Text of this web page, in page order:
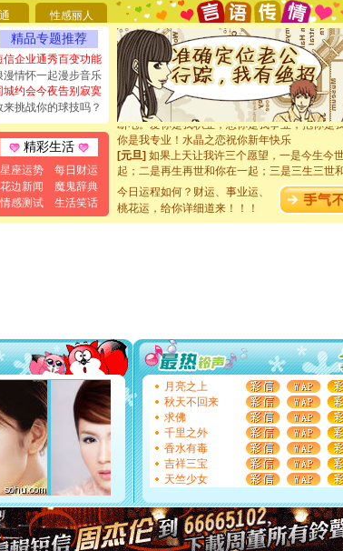
性感丽人
精品专题推荐
信企业通秀百变功能
漫情怀一起漫步音乐
城约会今夜告别寂寞
来挑战你的球技吗？
精彩生活
星座运势
每日财运
花边新闻
魔鬼辞典
情感测试
生活笑话
要平安！千万要知足！千万不要忘记我！
[圣诞节]不只这样的日子才会想起你,而是这样
能正大光明地骚扰你,告诉你,圣诞要快乐!新年要
都要快乐噢!
[圣诞节]奉上一颗祝福的心,在这个特别的日子
如意,快乐,鲜花,一切美好的祝愿与你同在.圣诞
[元旦]看到你我会触电；看不到你我要充电；
断电。爱你是我职业，想你是我事业，抱你是
你是我专业！水晶之恋祝你新年快乐
[元旦]如果上天让我许三个愿望，一是今生今世
起；二是再生再世和你在一起；三是三生三世
离。水晶之恋祝你新年快乐
[元旦]当我狠下心扭头离去那一刻，你在我身后
泣，这痛楚让我明白我多么爱你。我转身抱住
卖了。水晶之恋祝你新年快乐。
你太多，只有给你五千万：千万快乐！千万要
要平安！千万要知足！千万不要忘记我！
[圣诞节]不只这样的日子才会想起你,而是这样
能正大光明地骚扰你,告诉你,圣诞要快乐!新年
都要快乐噢!
[圣诞节]
奉上一颗祝福的心,在这个特别的日子
如意,快乐,鲜花,一切美好的祝愿与你同在.圣诞
[元旦]
看到你我会触电；看不到你我要充电；没
断电。爱你是我职业，想你是我事业，抱你是
你是我专业！水晶之恋祝你新年快乐
[元旦]如果上天让我许三个愿望，一是今生今
起；二是再生再世和你在一起；三是三生三世
离。水晶之恋祝你新年快乐
[元旦]当我狠下心扭头离去那一刻，你在我身
今日运程如何？财运、事业运、
桃花运，给你详细道来！！！
月亮之上
秋天不回来
求佛
千里之外
香水有毒
吉祥三宝
天竺少女